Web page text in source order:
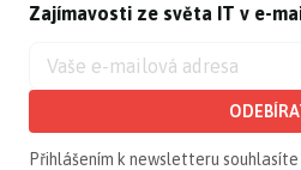
Zajímavosti ze světa IT v e-
Přihlášením k newsletteru souhlasíte